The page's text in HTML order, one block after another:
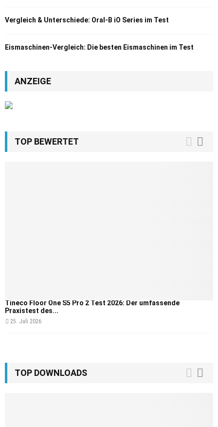
Vergleich & Unterschiede: Oral-B iO Series im Test
Eismaschinen-Vergleich: Die besten Eismaschinen im Test
ANZEIGE
TOP BEWERTET
Tineco Floor One S5 Pro 2 Test 2026: Der umfassende
Praxistest des...
25. Juli 2026
TOP DOWNLOADS